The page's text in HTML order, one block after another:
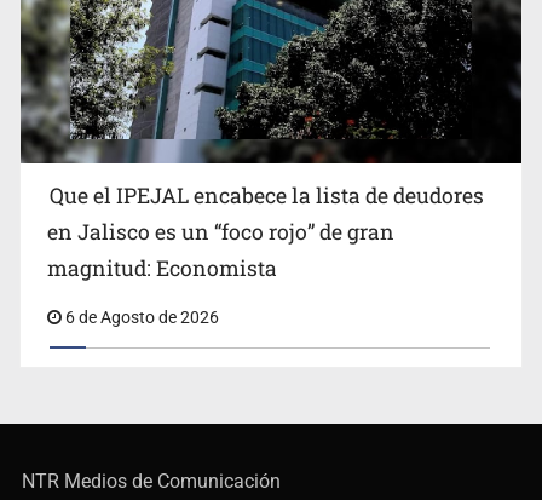
Que el IPEJAL encabece la lista de deudores
en Jalisco es un “foco rojo” de gran
magnitud: Economista
6 de Agosto de 2026
NTR Medios de Comunicación